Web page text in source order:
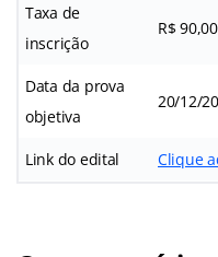
Taxa de
inscrição
R$
Data da prova
objetiva
20/12/
Link do edital Clique